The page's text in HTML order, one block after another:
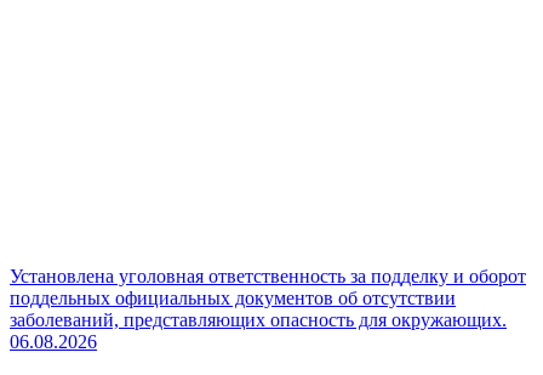
Установлена уголовная ответственность за подделку и оборот
поддельных официальных документов об отсутствии
заболеваний, представляющих опасность для окружающих.
06.08.2026